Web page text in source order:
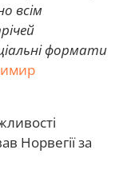
всім
формати
Норвегії за